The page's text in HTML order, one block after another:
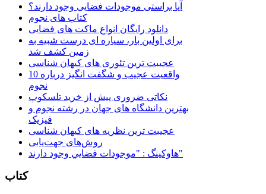
آیا براستی موجودات فضایی وجود دارند؟
کتاب های نجوم
دانلود رایگان انواع ماکت های فضایی
برای اولین بار، سیاره ای درست شبیه به
زمین کشف شد
عجیبت ترین تئوری های کیهان شناسی
10 واقعیت عجیب و شگفت انگیز درباره
نجوم
نکاتی ضروری پیش از خرید تلسکوپ
بهترین دانشگاه های جهان در رشته نجوم و
فیزیک
عجیبت ترین نظریه های کیهان شناسی
روش‌های جهت‌یابی
هاوكينگ : "موجودات فضايي وجود دارند"
کتاب